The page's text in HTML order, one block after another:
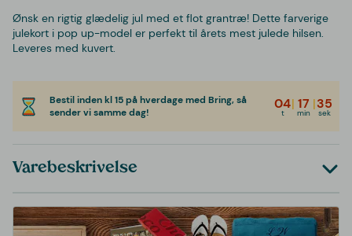
Ønsk en rigtig glædelig jul med et flot grantræ! Dette farverige
julekort i pop up-model er perfekt til årets mest julede hilsen.
Leveres med kuvert.
Bestil inden kl 15 på hverdage med Bring, så
sender vi samme dag!
04
t
| 17
min
|35
sek
Varebeskrivelse